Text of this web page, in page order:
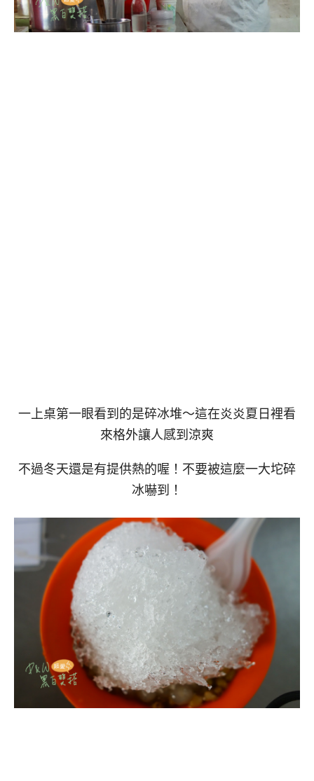
一上桌第一眼看到的是碎冰堆～這在炎炎夏日裡看
來格外讓人感到涼爽
不過冬天還是有提供熱的喔！不要被這麼一大坨碎
冰嚇到！